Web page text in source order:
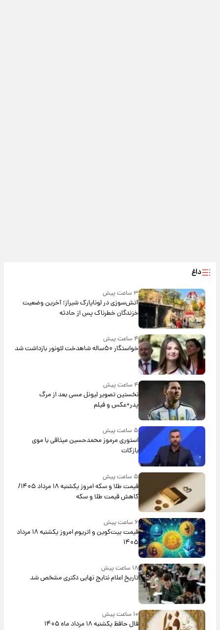
داغ
۳ ساعت پیش
آتش‌سوزی در لوناپارک شیراز؛ آخرین وضعیت
خزندگان خطرناک پس از حادثه
۴ ساعت پیش
خواستگار ۵۰ساله شاهدخت لئونور بازداشت شد
نخستین تصویر لیونل مسی بعد از مرگ
پدر+عکس و فیلم
۵ ساعت پیش
استوری مرموز محمدحسین میثاقی با موی
بازکات
۵ ساعت پیش
قیمت طلا و سکه امروز یکشنبه ۱۸ مرداد ۱۴۰۵/
کاهش قیمت طلا و سکه
۶ ساعت پیش
قیمت بیت‌کوین و اتریوم امروز یکشنبه ۱۸ مرداد
۱۴۰۵
۱۸ ساعت پیش
تاریخ اعلام نتایج نهایی دکتری مشخص شد
۱۰ ساعت پیش
فال حافظ یکشنبه ۱۸ مرداد ماه ۱۴۰۵